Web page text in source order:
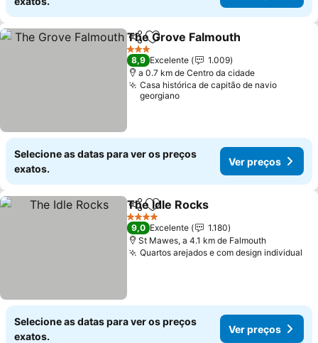
PartilharAdicionar aos favoritos
The Grove Falmouth
3 Estrelas
8,9 Excelente
1.009
a 0.7 km de Centro da cidade
Casa histórica de capitão de navio
georgiano
Selecione as datas para ver os preços
exatos.
Ver preços
PartilharAdicionar aos favoritos
The Idle Rocks
4 Estrelas
9,0 Excelente
1.180
St Mawes, a 4.1 km de Falmouth
Quartos arejados e com design individual
Selecione as datas para ver os preços
exatos.
Ver preços